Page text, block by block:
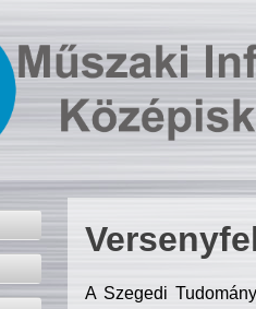
A Szegedi